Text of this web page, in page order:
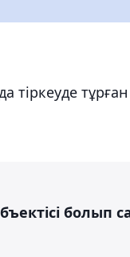
тіркеуде
болып